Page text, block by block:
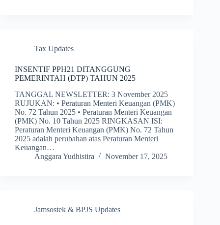
Tax Updates
INSENTIF PPH21 DITANGGUNG
PEMERINTAH (DTP) TAHUN 2025
TANGGAL NEWSLETTER: 3 November 2025
RUJUKAN: • Peraturan Menteri Keuangan (PMK)
No. 72 Tahun 2025 • Peraturan Menteri Keuangan
(PMK) No. 10 Tahun 2025 RINGKASAN ISI:
Peraturan Menteri Keuangan (PMK) No. 72 Tahun
2025 adalah perubahan atas Peraturan Menteri
Keuangan…
Anggara Yudhistira
November 17, 2025
Jamsostek & BPJS Updates